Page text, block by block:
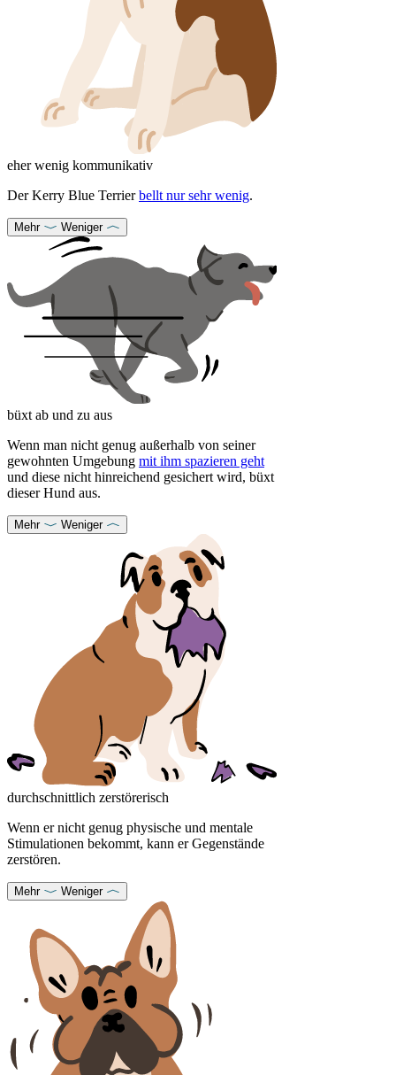
eher wenig kommunikativ
Der Kerry Blue Terrierbellt nur sehr wenig.
Mehr Weniger
büxt ab und zu aus
Wenn man nicht genug außerhalb von seiner
gewohnten Umgebung mit ihm spazieren geht
und diese nicht hinreichend gesichert wird, büxt
dieser Hund aus.
Mehr Weniger
durchschnittlich zerstörerisch
Wenn er nicht genug physische und mentale
Stimulationen bekommt, kann er Gegenstände
zerstören.
Mehr Weniger